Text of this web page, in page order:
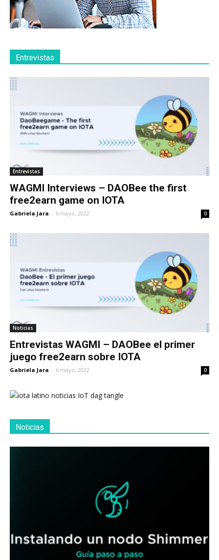
Entrevistas
Entrevistas
WAGMI Interviews – DAOBee the first
free2earn game on IOTA
Gabriela Jara - 6 mayo, 2022 0
Noticias
Entrevistas WAGMI – DAOBee el primer
juego free2earn sobre IOTA
Gabriela Jara - 6 mayo, 2022 0
Noticias